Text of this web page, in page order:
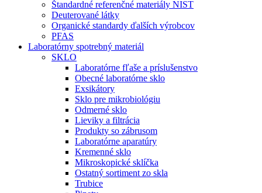
Štandardné referenčné materiály NIST
Deuterované látky
Organické standardy ďalších výrobcov
PFAS
Laboratórny spotrebný materiál
SKLO
Laboratórne fľaše a príslušenstvo
Obecné laboratórne sklo
Exsikátory
Sklo pre mikrobiológiu
Odmerné sklo
Lieviky a filtrácia
Produkty so zábrusom
Laboratórne aparatúry
Kremenné sklo
Mikroskopické sklíčka
Ostatný sortiment zo skla
Trubice